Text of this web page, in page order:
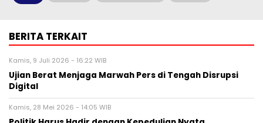
BERITA TERKAIT
Kamis, 9 Juli 2026 - 16:22 WIB
Ujian Berat Menjaga Marwah Pers di Tengah Disrupsi
Digital
Kamis, 28 Mei 2026 - 14:05 WIB